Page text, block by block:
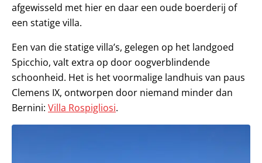
afgewisseld met hier en daar een oude boerderij of
een statige villa.
Een van die statige villa’s, gelegen op het landgoed
Spicchio, valt extra op door oogverblindende
schoonheid. Het is het voormalige landhuis van paus
Clemens IX, ontworpen door niemand minder dan
Bernini: Villa Rospigliosi.